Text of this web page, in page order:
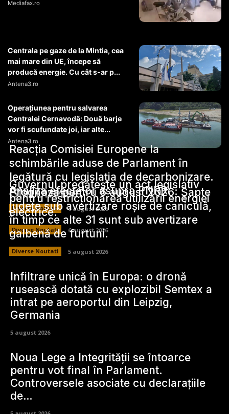
Mediafax.ro
Centrala pe gaze de la Mintia, cea
mai mare din UE, începe să
producă energie. Cu cât s-ar p...
Antena3.ro
Operaţiunea pentru salvarea
Centralei Cernavodă: Două barje
vor fi scufundate joi, iar alte...
Antena3.ro
Stiri Diverse:
Reacția Comisiei Europene la
schimbările aduse de Parlament în
legătură cu legislația de decarbonizare.
Analiza efectelor asupra PNRR.
Diverse Noutati 6 august 2026
Guvernul pregătește un act legislativ
pentru restricționarea utilizării energiei
electrice.
Diverse Noutati 6 august 2026
Prognoza pentru 6 august 2026: Șapte
județe sub avertizare roșie de caniculă,
în timp ce alte 31 sunt sub avertizare
galbenă de furtuni.
Diverse Noutati 5 august 2026
Infiltrare unică în Europa: o dronă
rusească dotată cu explozibil Semtex a
intrat pe aeroportul din Leipzig,
Germania
5 august 2026
Noua Lege a Integrității se întoarce
pentru vot final în Parlament.
Controversele asociate cu declarațiile
de…